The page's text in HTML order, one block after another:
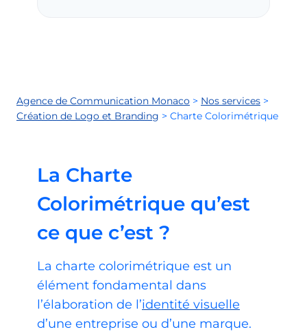
Agence de Communication Monaco > Nos services >
Création de Logo et Branding > Charte Colorimétrique
La Charte
Colorimétrique qu’est
ce que c’est ?
La charte colorimétrique est un
élément fondamental dans
l’élaboration de l’identité visuelle
d’une entreprise ou d’une marque.